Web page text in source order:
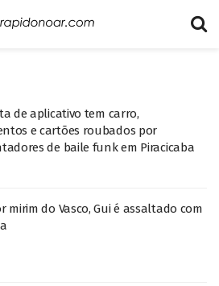
de aplicativo tem carro,
e cartões roubados por
de baile funk em Piracicaba
mirim do Vasco, Gui é assaltado com